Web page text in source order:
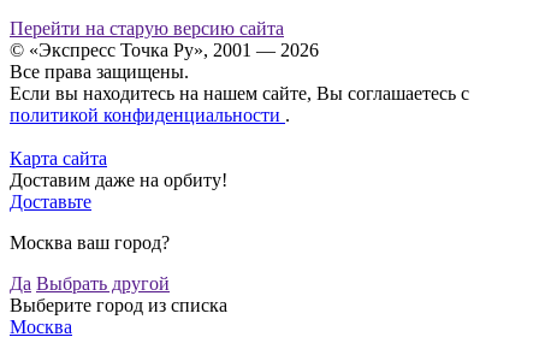
Перейти на старую версию сайта
© «Экспресс Точка Ру», 2001 — 2026
Все права защищены.
Если вы находитесь на нашем сайте, Вы соглашаетесь с
политикой конфиденциальности .
Карта сайта
Доставим даже на орбиту!
Доставьте
Москва ваш город?
Да Выбрать другой
Выберите город из списка
Москва